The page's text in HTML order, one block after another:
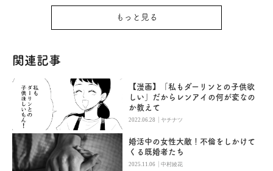
もっと見る
関連記事
【漫画】「私もダーリンとの子供欲
しい」だからレンアイの何が変なの
か教えて
2022.06.28 |ヤチナツ
婚活中の女性大敵！不倫をしかけて
くる既婚者たち
2025.11.06 |中村綾花